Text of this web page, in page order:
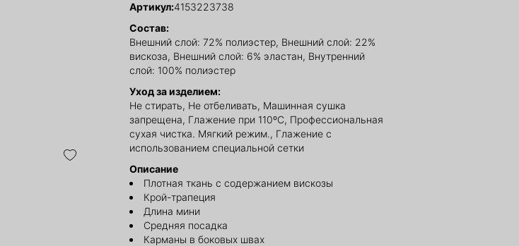
Артикул:4153223738
Состав:
Внешний слой: 72% полиэстер, Внешний слой: 22%
вискоза, Внешний слой: 6% эластан, Внутренний
слой: 100% полиэстер
Уход за изделием:
Не стирать, Не отбеливать, Машинная сушка
запрещена, Глажение при 110ºС, Профессиональная
сухая чистка. Мягкий режим., Глажение с
использованием специальной сетки
Описание
Плотная ткань с содержанием вискозы
Крой-трапеция
Длина мини
Средняя посадка
Карманы в боковых швах